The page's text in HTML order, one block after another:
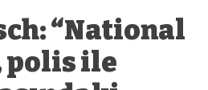
“National
polis ile